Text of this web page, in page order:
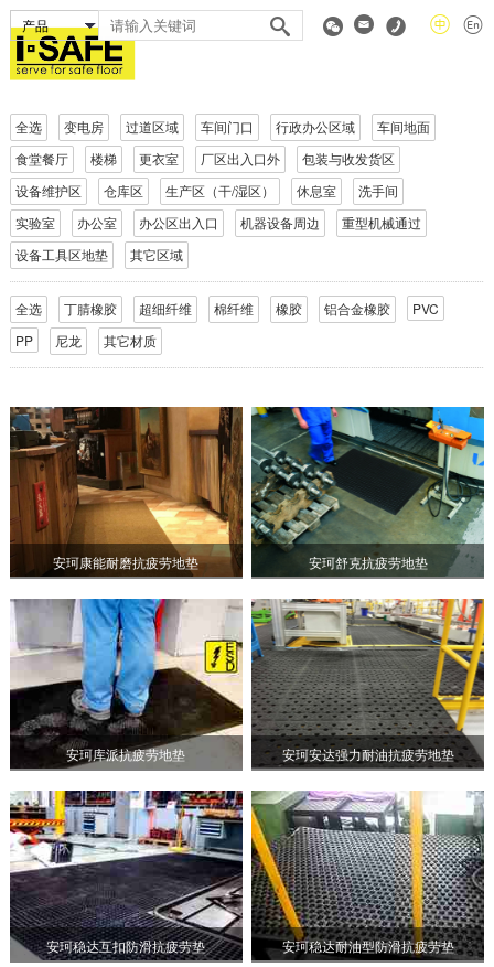
全选 变电房 过道区域 车间门口 行政办公区域
车间地面
食堂餐厅
楼梯 更衣室 厂区出入口外
包装与收发货区
设备维护区
仓库区 生产区（干/湿区） 休息室
洗手间
实验室
办公室 办公区出入口 机器设备周边
重型机械通过
设备工具区地垫
其它区域
全选 丁腈橡胶 超细纤维 棉纤维 橡胶 铝合金橡胶
PVC
PP
尼龙 其它材质
安珂康能耐磨抗疲劳地垫 安珂舒克抗疲劳地垫
安珂库派抗疲劳地垫 安珂安达强力耐油抗疲劳地垫
安珂稳达互扣防滑抗疲劳垫 安珂稳达耐油型防滑抗疲劳垫